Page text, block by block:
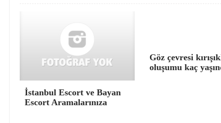
İstanbul Escort ve Bayan
Escort Aramalarınıza
Göz çevresi
oluşumu kaç